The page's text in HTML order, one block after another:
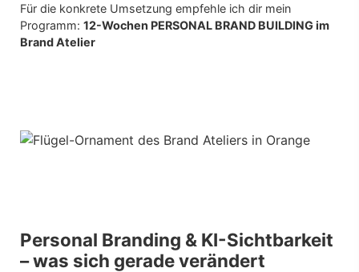
Für die konkrete Umsetzung empfehle ich dir mein
Programm: 12-Wochen PERSONAL BRAND BUILDING im
Brand Atelier
Personal Branding & KI-Sichtbarkeit
– was sich gerade verändert